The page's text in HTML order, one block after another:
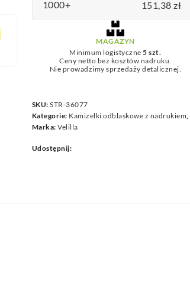
1000+ 151,38zł
MAGAZYN
Minimum logistyczne5 szt.
Ceny netto bez kosztów nadruku.
Nie prowadzimy sprzedaży detalicznej.
SKU:STR-36077
Kategorie: Kamizelki odblaskowe z nadrukiem
Marka:Velilla
Udostępnij: